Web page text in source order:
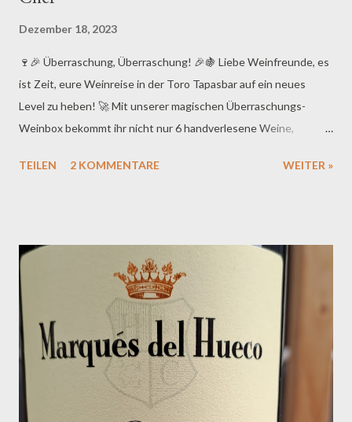
Dezember 18, 2023
🍷🎉 Überraschung, Überraschung! 🎉🍇 Liebe Weinfreunde, es
ist Zeit, eure Weinreise in der Toro Tapasbar auf ein neues
Level zu heben! 🚀 Mit unserer magischen Überraschungs-
Weinbox bekommt ihr nicht nur 6 handverlesene Weine,
des Geschmacks. 🌍🍇 Ihr fragt euch, welche Schätze in eurer
Weinbox hat einen anderen Preis. Von 20 Euro bis 50 Euro ist
alles dabei. Von aktuellen Jahrgängen bis hin zu echten
Klassikern aus vergangenen Weinkarten – lasst euch von der
Vielfalt überraschen! 🤩🍾 Kommt einfach vorbei und sucht euch
die Box aus, die am meisten verspricht. Aber das Beste kommt
noch: Der gesamte Erlös dieser Aktion geht an einen guten
Zweck: den wohlverdienten Urlaub unseres Chefs! 🏖️ Denn mal
ehrlich, wer hat sich eine Auszeit mehr verdie...
TEILEN 2 KOMMENTARE WEITER »